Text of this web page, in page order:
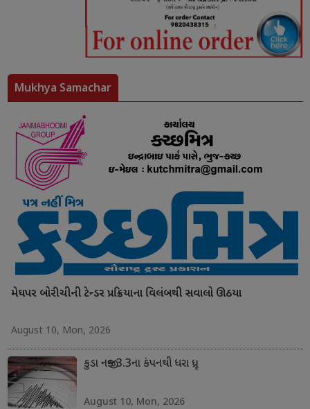
Mukhya Samachar
મેઘપર બોરીચીની ટેન્ડર પ્રક્રિયાના વિલંબથી સવાલો ઊઠયા
August 10, Mon, 2026
કુડા નજીક 3.3ના કંપનથી ધરા ધ્રૂજી
August 10, Mon, 2026